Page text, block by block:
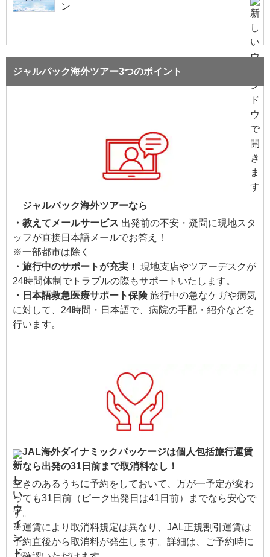
ン
ジャルパック海外ツアー3つのポイント
ジャルパック海外ツアーなら
・教えてメールサービス 出発前の不安・疑問に現地スタ
ッフが直接日本語メールでお答え！
※一部都市は除く
・旅行中のサポートが充実！ 現地支店やツアーデスクが
24時間体制でトラブルの際もサポートいたします。
・日本語救急医療サポート保険旅行中の急なケガや病気
に対して、24時間・日本語で、病院の手配・紹介などを
行います。
JAL海外ダイナミックパッケージは個人包括旅行運賃
なら出発の31日前まで取消料なし！
空きのあるうちに予約をしておいて、万が一予定が変わ
っても31日前（ピーク出発日は41日前）までなら安心で
す。
※運賃により取消料規定は異なり、JAL正規割引運賃は
予約直後から取消料が発生します。詳細は、ご予約時に